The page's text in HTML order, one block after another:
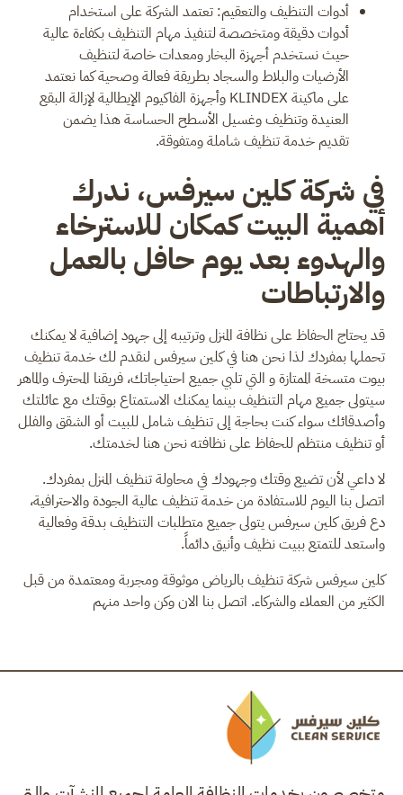
أدوات التنظيف والتعقيم: تعتمد الشركة على استخدام
أدوات دقيقة ومتخصصة لتنفيذ مهام التنظيف بكفاءة عالية
حيث نستخدم أجهزة البخار ومعدات خاصة لتنظيف
الأرضيات والبلاط والسجاد بطريقة فعالة وصحية كما نعتمد
على ماكينة KLINDEX وأجهزة الفاكيوم الإيطالية لإزالة البقع
العنيدة وتنظيف وغسيل الأسطح الحساسة هذا يضمن
تقديم خدمة تنظيف شاملة ومتفوقة.
في شركة كلين سيرفس، ندرك
أهمية البيت كمكان للاسترخاء
والهدوء بعد يوم حافل بالعمل
والارتباطات
قد يحتاج الحفاظ على نظافة المنزل وترتيبه إلى جهود إضافية لا يمكنك
تحملها بمفردك لذا نحن هنا في كلين سيرفس لنقدم لك خدمة تنظيف
بيوت متسخة الممتازة و التي تلبي جميع احتياجاتك، فريقنا المحترف والماهر
سيتولى جميع مهام التنظيف بينما يمكنك الاستمتاع بوقتك مع عائلتك
وأصدقائك سواء كنت بحاجة إلى تنظيف شامل للبيت أو الشقق والفلل
أو تنظيف منتظم للحفاظ على نظافته نحن هنا لخدمتك.
لا داعي لأن تضيع وقتك وجهودك في محاولة تنظيف المنزل بمفردك.
اتصل بنا اليوم للاستفادة من خدمة تنظيف عالية الجودة والاحترافية،
دع فريق كلين سيرفس يتولى جميع متطلبات التنظيف بدقة وفعالية
واستعد للتمتع ببيت نظيف وأنيق دائماً.
كلين سيرفس شركة تنظيف بالرياض موثوقة ومجربة ومعتمدة من قبل
الكثير من العملاء والشركاء. اتصل بنا الان وكن واحد منهم